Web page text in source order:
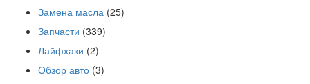
Замена масла (25)
Запчасти (339)
Лайфхаки (2)
Обзор авто (3)